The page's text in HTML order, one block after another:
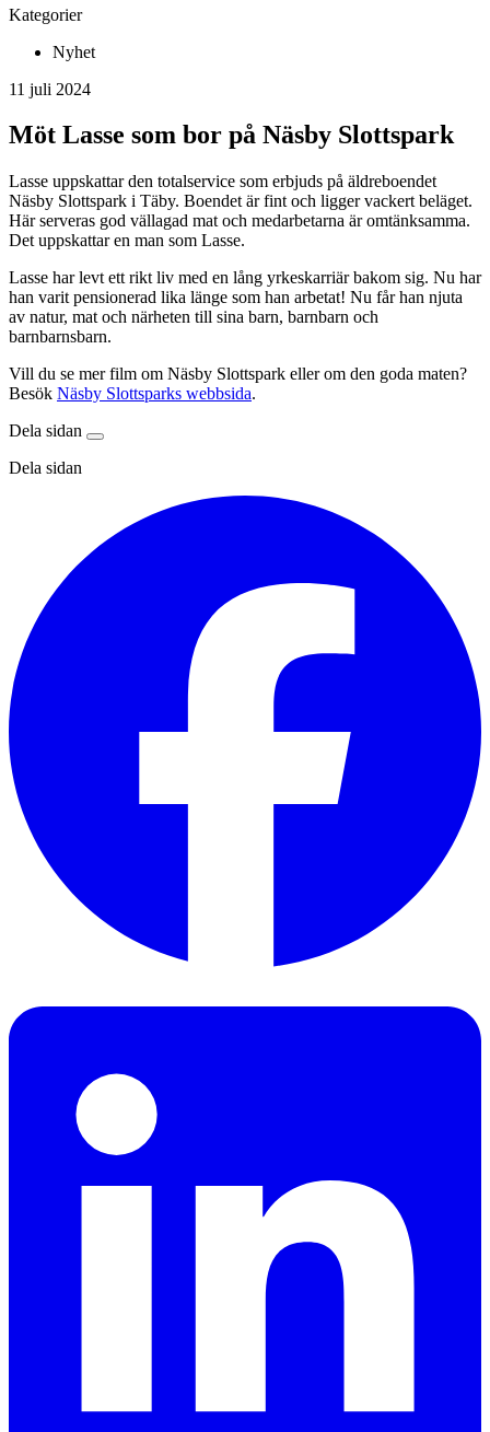
Kategorier
Nyhet
11 juli 2024
Möt Lasse som bor på Näsby Slottspark
Lasse uppskattar den totalservice som erbjuds på äldreboendet
Näsby Slottspark i Täby. Boendet är fint och ligger vackert beläget.
Här serveras god vällagad mat och medarbetarna är omtänksamma.
Det uppskattar en man som Lasse.
Lasse har levt ett rikt liv med en lång yrkeskarriär bakom sig. Nu har
han varit pensionerad lika länge som han arbetat! Nu får han njuta
av natur, mat och närheten till sina barn, barnbarn och
barnbarnsbarn.
Vill du se mer film om Näsby Slottspark eller om den goda maten?
Besök Näsby Slottsparks webbsida.
Dela sidan
Dela sidan